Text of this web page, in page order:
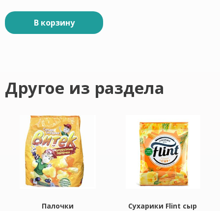
В корзину
Другое из раздела
Палочки
Сухарики Flint сыр